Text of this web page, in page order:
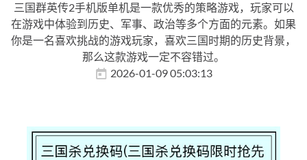
三国群英传2手机版单机是一款优秀的策略游戏，玩家可以
在游戏中体验到历史、军事、政治等多个方面的元素。如果
你是一名喜欢挑战的游戏玩家，喜欢三国时期的历史背景，
那么这款游戏一定不容错过。
2026-01-09 05:03:13